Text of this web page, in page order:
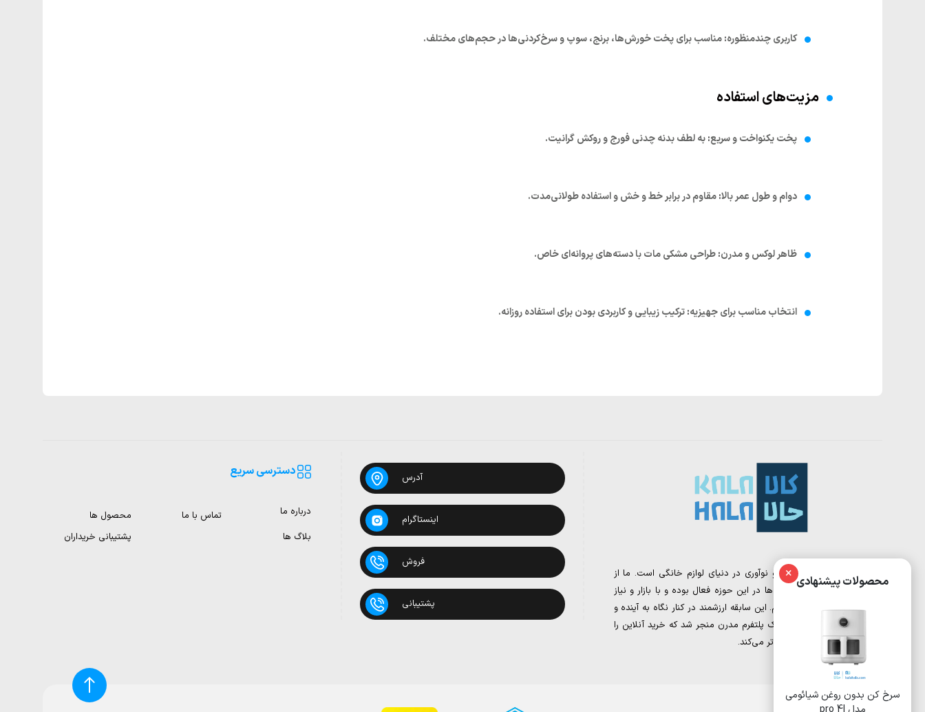
× محصولات پیشنهادی
سرخ کن بدون روغن 8 لیتری
کاربری چندمنظوره:مناسب برای پخت خورش‌ها، برنج، سوپ و سرخ‌کردنی‌ها در حجم‌های مختلف.
مزیت‌های استفاده
پخت یکنواخت و سریع:به لطف بدنه چدنی فورج و روکش گرانیت.
دوام و طول عمر بالا:مقاوم در برابر خط و خش و استفاده طولانی‌مدت.
ظاهر لوکس و مدرن:طراحی مشکی مات با دسته‌های پروانه‌ای خاص.
انتخاب مناسب برای جهیزیه:ترکیب زیبایی و کاربردی بودن برای استفاده روزانه.
کالا حالا، نقطه تلاقی تجربه و نوآوری در دنیای لوازم خانگی است. ما از
تیمی تشکیل شده‌ایم که سال‌ها در این حوزه فعال بوده و با بازار و نیاز
مشتریان به‌خوبی آشنا هستیم. این سابقه ارزشمند در کنار نگاه به آینده و
دیجیتال مارکتینگ، به خلق یک پلتفرم مدرن منجر شد که خرید آنلاین را
برای شما ساده‌تر و هوشمندانه‌تر می‌کند.
آدرس
اینستاگرام
فروش
پشتیبانی
دسترسی سریع
درباره ما تماس با ما
محصول ها
بلاگ ها
پشتیبانی خریداران